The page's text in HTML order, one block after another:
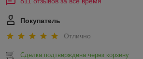
Покупатель
Отлично
Сделка подтверждена через корзину